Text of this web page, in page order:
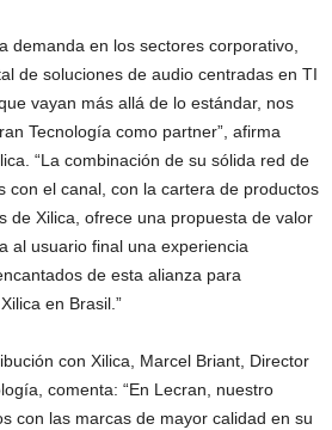
demanda en los sectores corporativo,
de soluciones de audio centradas en TI
vayan más allá de lo estándar, nos
Tecnología como partner”, afirma
“La combinación de su sólida red de
con el canal, con la cartera de productos
de Xilica, ofrece una propuesta de valor
al usuario final una experiencia
de esta alianza para
en Brasil.”
con Xilica, Marcel Briant, Director
comenta: “En Lecran, nuestro
con las marcas de mayor calidad en su